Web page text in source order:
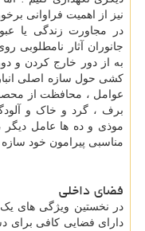
نیز از اهمیت فراوانی
در مجاورت زندگی یا
جانوران آثار نامطلوبی
به از دور خارج کردن و
کشی حول سازه اصلی
عوامل ، محافظت از
برف ، گرد و خاک و
موذی و ده ها عامل دیگر
مناسبی پیرامون خود
فضای داخلی
در نخستین ویژگی های یک
دارای فضایی کافی برای